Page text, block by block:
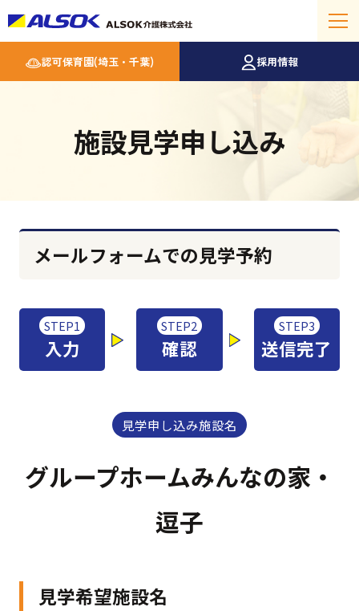
認可保育園(埼玉・千葉) 採用情報
施設見学申し込み
メールフォームでの見学予約
STEP1
入力
STEP2
確認
STEP3
送信完了
見学申し込み施設名
グループホームみんなの家・
逗子
見学希望施設名